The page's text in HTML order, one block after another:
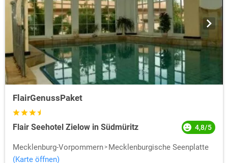
FlairGenussPaket
Flair Seehotel Zielow in Südmüritz 4,8/5
Mecklenburg-Vorpommern
Mecklenburgische Seenplatte
(Karte öffnen)